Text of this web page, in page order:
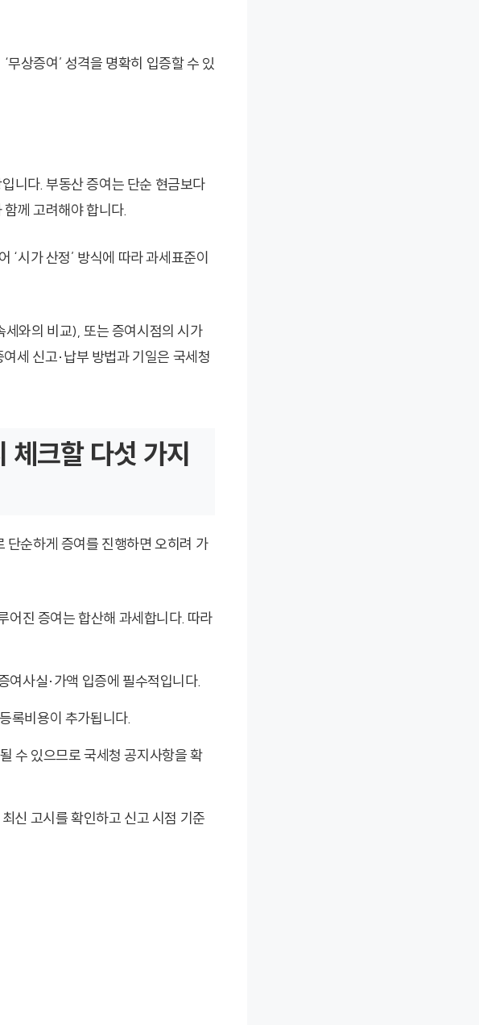
상증여’ 성격을 명확히 입증할 수 있
니다. 부동산 증여는 단순 현금보다
께 고려해야 합니다.
‘시가 산정’ 방식에 따라 과세표준이
와의 비교), 또는 증여시점의 시가
세 신고·납부 방법과 기일은 국세청
체크할 다섯 가지
단순하게 증여를 진행하면 오히려 가
어진 증여는 합산해 과세합니다. 따라
여사실·가액 입증에 필수적입니다.
록비용이 추가됩니다.
수 있으므로 국세청 공지사항을 확
신 고시를 확인하고 신고 시점 기준